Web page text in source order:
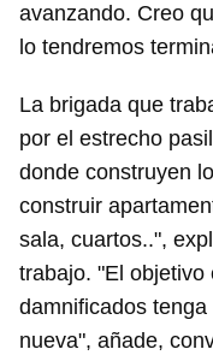
avanzando. Creo
lo tendremos
La brigada que
por el estrecho
donde construyen
construir
sala, cuartos..",
trabajo. "El
damnificados
nueva", añade,